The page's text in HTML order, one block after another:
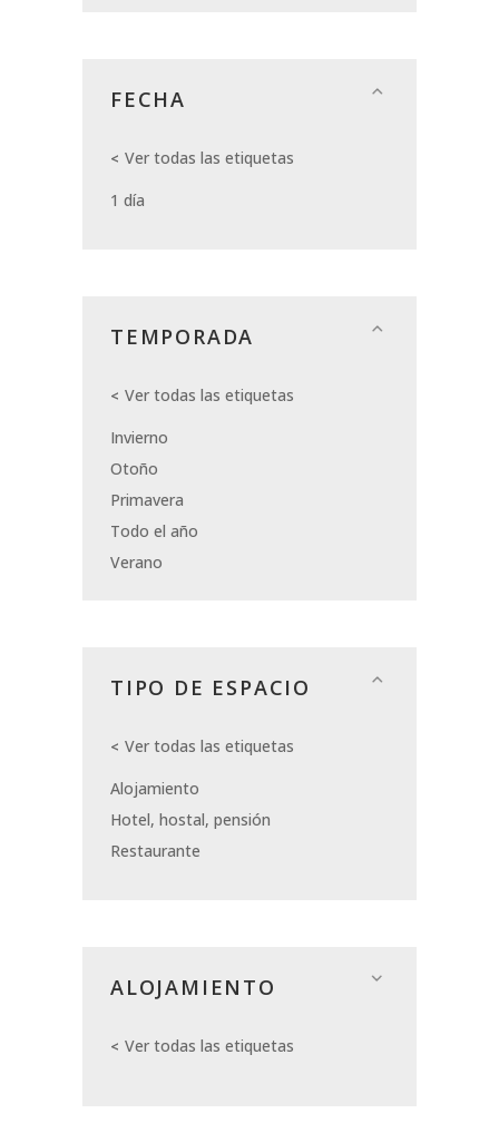
FECHA
Ver todas las etiquetas
1 día
TEMPORADA
Ver todas las etiquetas
Invierno
Otoño
Primavera
Todo el año
Verano
TIPO DE ESPACIO
Ver todas las etiquetas
Alojamiento
Hotel, hostal, pensión
Restaurante
ALOJAMIENTO
Ver todas las etiquetas